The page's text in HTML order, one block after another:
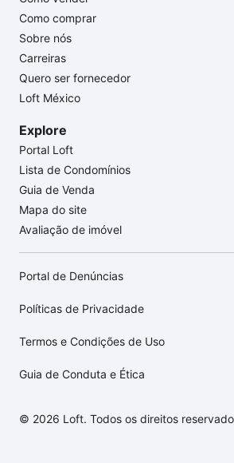
Como comprar
Sobre nós
Carreiras
Quero ser fornecedor
Loft México
Explore
Portal Loft
Lista de Condomínios
Guia de Venda
Mapa do site
Avaliação de imóvel
Portal de Denúncias
Políticas de Privacidade
Termos e Condições de Uso
Guia de Conduta e Ética
© 2026 Loft. Todos os direitos